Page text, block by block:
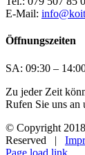
E-Mail:
Öffnungszeiten
SA: 09:30 –
Zu jeder Zeit
Rufen Sie uns an
© Copyright 2018
Reserved |
Page load link